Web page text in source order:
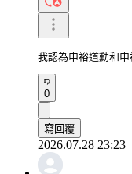
我認為申裕道勳和
0
寫回覆
2026.07.28 23:23